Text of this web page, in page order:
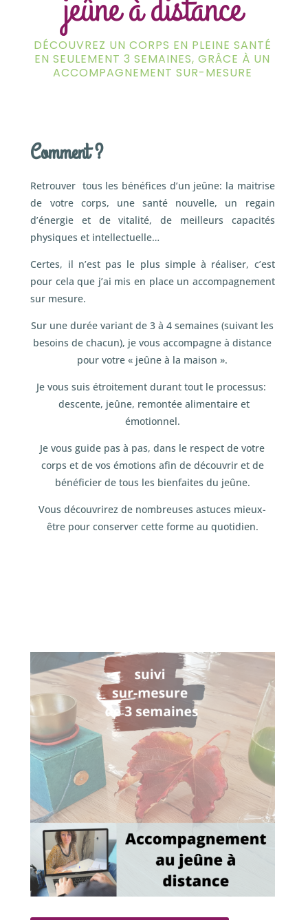
DÉCOUVREZ UN CORPS EN PLEINE SANTÉ
EN SEULEMENT 3 SEMAINES, GRÂCE À UN
ACCOMPAGNEMENT SUR-MESURE
Comment ?
Retrouver tous les bénéfices d’un jeûne: la maitrise
de votre corps, une santé nouvelle, un regain
d’énergie et de vitalité, de meilleurs capacités
physiques et intellectuelle…
Certes, il n’est pas le plus simple à réaliser, c’est
pour cela que j’ai mis en place un accompagnement
sur mesure.
Sur une durée variant de 3 à 4 semaines (suivant les
besoins de chacun), je vous accompagne à distance
pour votre « jeûne à la maison ».
Je vous suis étroitement durant tout le processus:
descente, jeûne, remontée alimentaire et
émotionnel.
Je vous guide pas à pas, dans le respect de votre
corps et de vos émotions afin de découvrir et de
bénéficier de tous les bienfaites du jeûne.
Vous découvrirez de nombreuses astuces mieux-
être pour conserver cette forme au quotidien.